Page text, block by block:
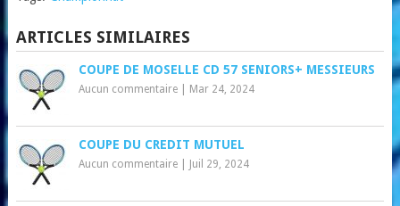
ARTICLES SIMILAIRES
COUPE DE MOSELLE CD 57 SENIORS+ MESSIEURS
Aucun commentaire| Mar 24, 2024
COUPE DU CREDIT MUTUEL
Aucun commentaire| Juil 29, 2024